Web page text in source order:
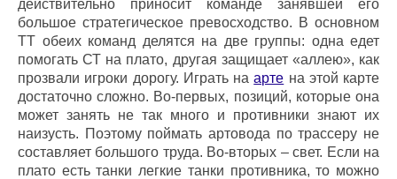
действительно приносит команде занявшей его
большое стратегическое превосходство. В основном
ТТ обеих команд делятся на две группы: одна едет
помогать СТ на плато, другая защищает «аллею», как
прозвали игроки дорогу. Играть наарте на этой карте
достаточно сложно. Во-первых, позиций, которые она
может занять не так много и противники знают их
наизусть. Поэтому поймать артовода по трассеру не
составляет большого труда. Во-вторых – свет. Если на
плато есть танки легкие танки противника, то можно